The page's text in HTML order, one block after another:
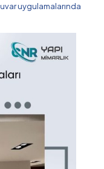
uygulamalarında